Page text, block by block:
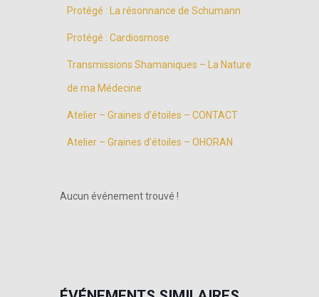
Protégé : La résonnance de Schumann
Protégé : Cardiosmose
Transmissions Shamaniques – La Nature
de ma Médecine
Atelier – Graines d’étoiles – CONTACT
Atelier – Graines d’étoiles – OHORAN
Aucun événement trouvé !